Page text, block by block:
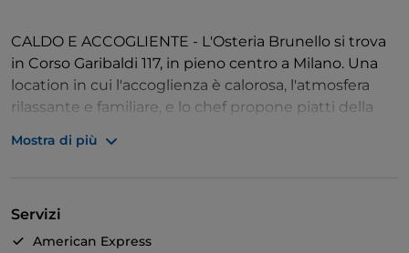
CALDO E ACCOGLIENTE - L'Osteria Brunello si trova
in Corso Garibaldi 117, in pieno centro a Milano. Una
location in cui l'accoglienza è calorosa, l'atmosfera
rilassante e familiare, e lo chef propone piatti della
contemporanea.
piatti a una grande varietà di vini scelti ad hoc, con
particolare attenzione ai grandi rossi toscani e ai
Mostra di più
Servizi
American Express